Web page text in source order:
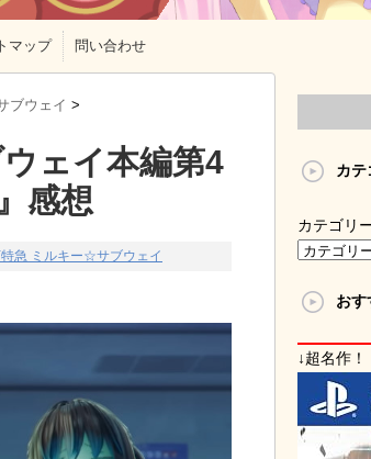
マップ 問い合わせ
ブウェイ >
ェイ本編第4
感想
急 ミルキー☆サブウェイ
カテ
カテゴリ
お
↓超名作！